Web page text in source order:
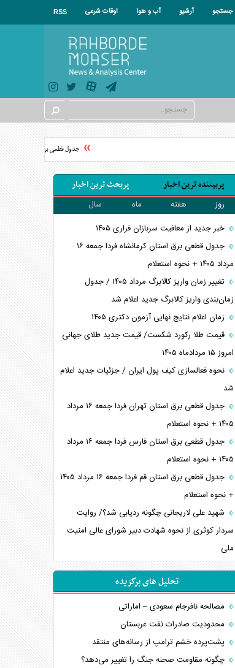
جستجو آرشیو آب و هوا اوقات شرعی RSS
جدول قطعی برق استان تهران فردا جمعه ۱۶ مرداد ۱۴۰۵ + نحوه
پربیننده ترین اخبار پربحث ترین اخبار
روز هفته ماه
سال
خبر جدید از معافیت سربازان فراری ۱۴۰۵
جدول قطعی برق استان کرمانشاه فردا جمعه ۱۶
مرداد ۱۴۰۵ + نحوه استعلام
تغییر زمان واریز کالابرگ مرداد ۱۴۰۵ / جدول
زمان‌بندی واریز کالابرگ جدید اعلام شد
زمان اعلام نتایج نهایی آزمون دکتری ۱۴۰۵
قیمت طلا رکورد شکست/ قیمت جدید طلای جهانی
امروز ۱۵ مردادماه ۱۴۰۵
نحوه فعالسازی کیف پول ایران / جزئیات جدید اعلام
شد
جدول قطعی برق استان تهران فردا جمعه ۱۶ مرداد
۱۴۰۵ + نحوه استعلام
جدول قطعی برق استان فارس فردا جمعه ۱۶ مرداد
۱۴۰۵ + نحوه استعلام
جدول قطعی برق استان قم فردا جمعه ۱۶ مرداد ۱۴۰۵
+ نحوه استعلام
شهید علی لاریجانی چگونه ردیابی شد؟/ روایت
سردار کوثری از نحوه شهادت دبیر شورای عالی امنیت
ملی
تحلیل های برگزیده
مصالحه نافرجام سعودی – اماراتی
محدودیت صادرات نفت عربستان
پشت‌پرده خشم ترامپ از رسانه‌های منتقد
چگونه مقاومت صحنه جنگ را تغییر می‌دهد؟